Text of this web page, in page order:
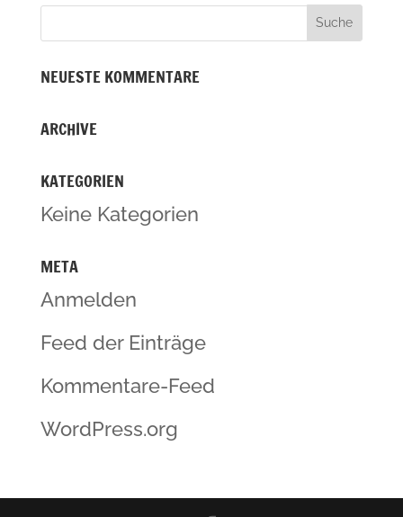
NEUESTE KOMMENTARE
ARCHIVE
KATEGORIEN
Keine Kategorien
META
Anmelden
Feed der Einträge
Kommentare-Feed
WordPress.org